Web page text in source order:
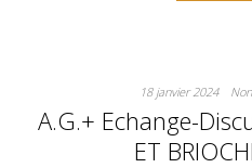
18 janvier 2024 Non
A.G.+ Echange-
ET